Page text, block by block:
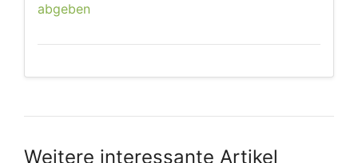
abgeben
Weitere interessante Artikel